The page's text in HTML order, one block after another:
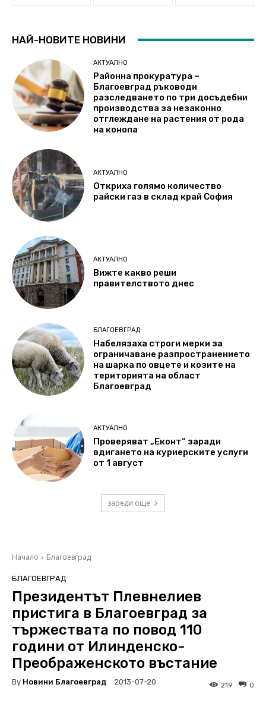
НАЙ-НОВИТЕ НОВИНИ
АКТУАЛНО
Районна прокуратура –
Благоевград ръководи
разследването по три досъдебни
производства за незаконно
отглеждане на растения от рода
на конопа
АКТУАЛНО
Откриха голямо количество
райски газ в склад край София
АКТУАЛНО
Вижте какво реши
правителството днес
БЛАГОЕВГРАД
Набелязаха строги мерки за
ограничаване разпространението
на шарка по овцете и козите на
територията на област
Благоевград
АКТУАЛНО
Проверяват „Еконт“ заради
вдигането на куриерските услуги
от 1 август
зареди още